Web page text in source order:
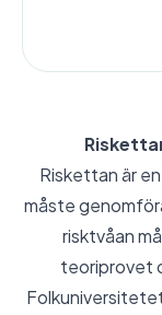
Riskettan är
måste
risktvåan
teoriprovet